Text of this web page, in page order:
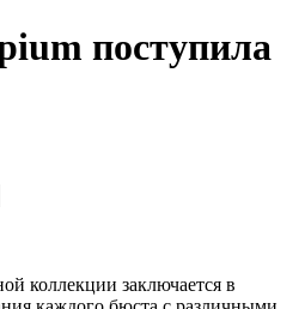
поступила
коллекции заключается в